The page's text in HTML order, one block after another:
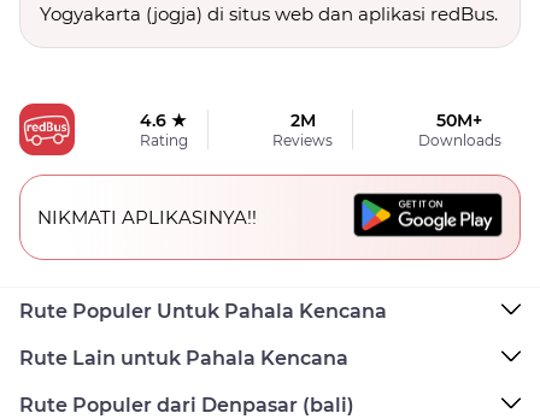
Yogyakarta (jogja) di situs web dan aplikasi redBus.
4.6 ★
Rating
2M
Reviews
50M+
Downloads
NIKMATI APLIKASINYA!!
Rute Populer Untuk Pahala Kencana
Rute Lain untuk Pahala Kencana
Rute Populer dari Denpasar (bali)